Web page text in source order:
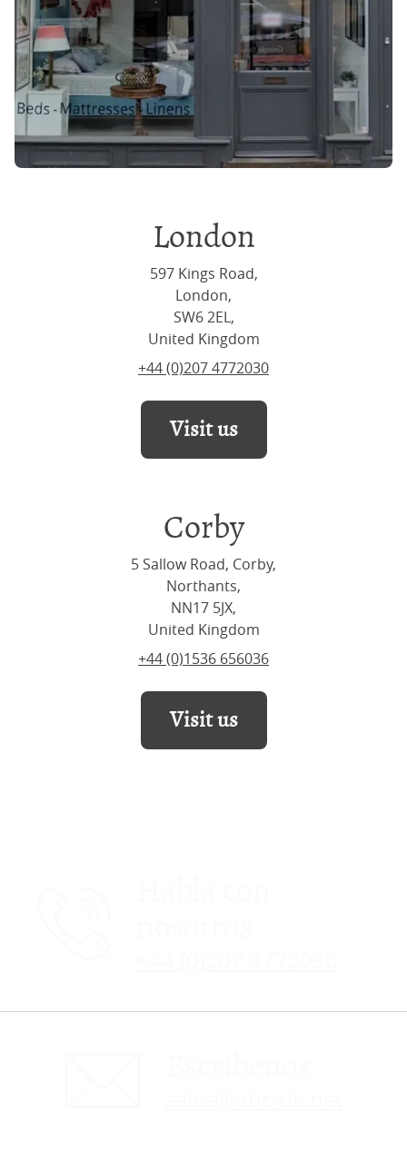
London
597 Kings Road,
London,
SW6 2EL,
United Kingdom
+44 (0)207 4772030
Visit us
Corby
5 Sallow Road, Corby,
Northants,
NN17 5JX,
United Kingdom
+44 (0)1536 656036
Visit us